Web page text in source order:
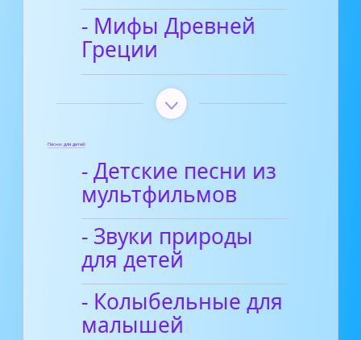
- Мифы Древней
Греции
Песни для детей
- Детские песни из
мультфильмов
- Звуки природы
для детей
- Колыбельные для
малышей